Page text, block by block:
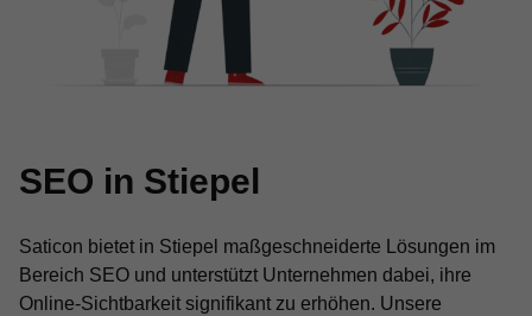
SEO in Stiepel
Saticon bietet in Stiepel maßgeschneiderte Lösungen im
Bereich SEO und unterstützt Unternehmen dabei, ihre
Online-Sichtbarkeit signifikant zu erhöhen. Unsere